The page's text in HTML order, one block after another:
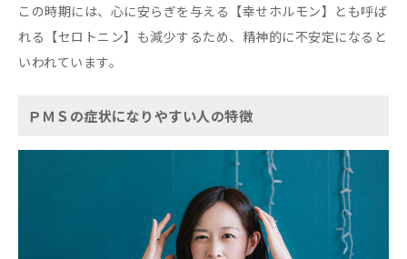
この時期には、心に安らぎを与える【幸せホルモン】とも呼ば
れる【セロトニン】も減少するため、精神的に不安定になると
いわれています。
ＰＭＳの症状になりやすい人の特徴